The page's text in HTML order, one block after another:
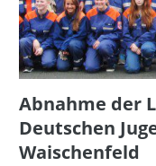
Abnahme der
Deutschen
Waischenfeld